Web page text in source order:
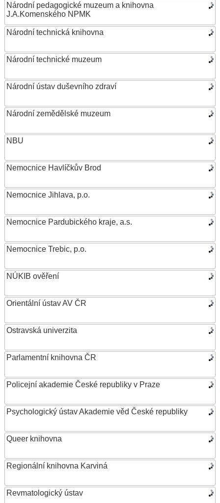
Národní pedagogické muzeum a knihovna
J.A.Komenského NPMK
Národní technická knihovna
Národní technické muzeum
Národní ústav duševního zdraví
Národní zemědělské muzeum
NBU
Nemocnice Havlíčkův Brod
Nemocnice Jihlava, p.o.
Nemocnice Pardubického kraje, a.s.
Nemocnice Trebic, p.o.
NÚKIB ověření
Orientální ústav AV ČR
Ostravská univerzita
Parlamentní knihovna ČR
Policejní akademie České republiky v Praze
Psychologický ústav Akademie věd České republiky
Queer knihovna
Regionální knihovna Karviná
Revmatologický ústav